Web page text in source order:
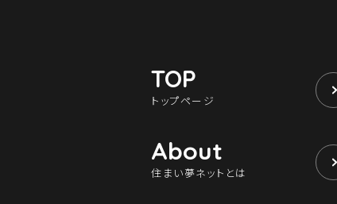
TOP
トップページ
About
住まい夢ネットとは